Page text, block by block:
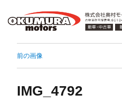
前の画像
IMG_4792